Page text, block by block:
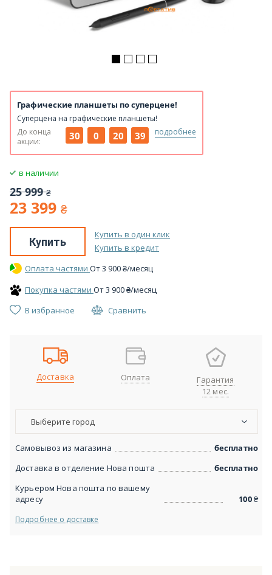
Графические планшеты по суперцене!
Суперцена на графические планшеты!
До конца
акции:
30 0 20 39 подробнее
в наличии
25 999 ₴
23 399 ₴
Купить
Купить в один клик
Купить в кредит
Оплата частями От3 900₴/месяц
Покупка частями От3 900₴/месяц
В избранное
Сравнить
Доставка Оплата
Гарантия
12 мес.
Выберите город
Самовывоз из магазина
бесплатно
Доставка в отделение Нова пошта
бесплатно
Курьером Нова пошта по вашему
адресу
100₴
Подробнее о доставке